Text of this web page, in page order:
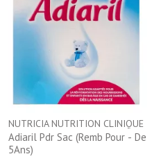
NUTRICIA NUTRITION CLINIQUE
Adiaril Pdr Sac (Remb Pour - De
5Ans)